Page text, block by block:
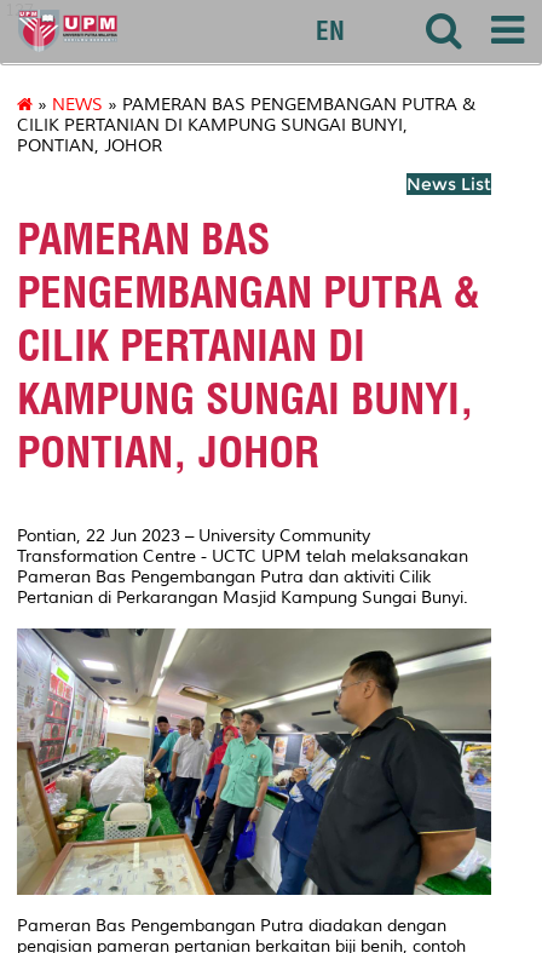
127
EN
» NEWS » PAMERAN BAS PENGEMBANGAN PUTRA &
CILIK PERTANIAN DI KAMPUNG SUNGAI BUNYI,
PONTIAN, JOHOR
News List
PAMERAN BAS
PENGEMBANGAN PUTRA &
CILIK PERTANIAN DI
KAMPUNG SUNGAI BUNYI,
PONTIAN, JOHOR
Pontian, 22 Jun 2023 – University Community
Transformation Centre - UCTC UPM telah melaksanakan
Pameran Bas Pengembangan Putra dan aktiviti Cilik
Pertanian di Perkarangan Masjid Kampung Sungai Bunyi.
Pameran Bas Pengembangan Putra diadakan dengan
pengisian pameran pertanian berkaitan biji benih, contoh